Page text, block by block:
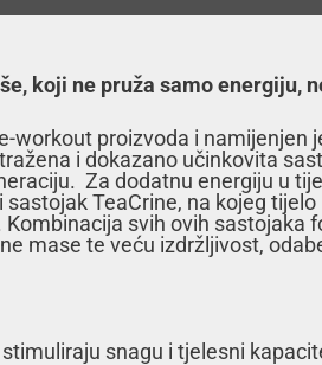
koji ne pruža samo energiju,
proizvoda i namijenjen
i dokazano učinkovita
Za dodatnu energiju u
TeaCrine, na kojeg
svih ovih
mase te veću izdržljivost,
snagu i tjelesni